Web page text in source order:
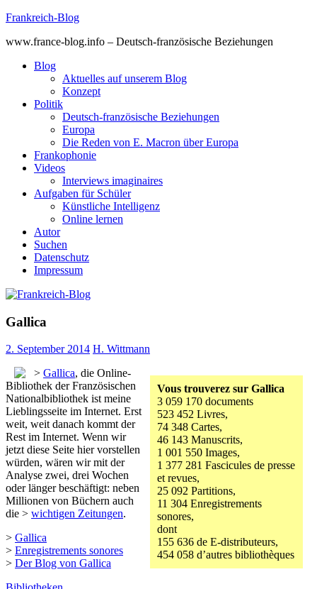
Skip
content
Frankreich-Blog
www.france-blog.info – Deutsch-französische Beziehungen
Blog
Aktuelles auf unserem Blog
Konzept
Politik
Deutsch-französische Beziehungen
Europa
Die Reden von E. Macron über Europa
Frankophonie
Videos
Interviews imaginaires
Aufgaben für Schüler
Künstliche Intelligenz
Online lernen
Autor
Suchen
Datenschutz
Impressum
Gallica
2. September 2014 H. Wittmann
Vous trouverez sur Gallica
3 059 170 documents
523 452 Livres,
74 348 Cartes,
46 143 Manuscrits,
1 001 550 Images,
1 377 281 Fascicules de presse
et revues,
25 092 Partitions,
11 304 Enregistrements
sonores,
dont
155 636 de E-distributeurs,
454 058 d’autres bibliothèques
> Gallica, die Online-
Bibliothek der Französischen
Nationalbibliothek ist meine
Lieblingsseite im Internet. Erst
weit, weit danach kommt der
Rest im Internet. Wenn wir
jetzt diese Seite hier vorstellen
würden, wären wir mit der
Analyse zwei, drei Wochen
oder länger beschäftigt: neben
Millionen von Büchern auch
die > wichtigen Zeitungen.
> Gallica
> Enregistrements sonores
> Der Blog von Gallica